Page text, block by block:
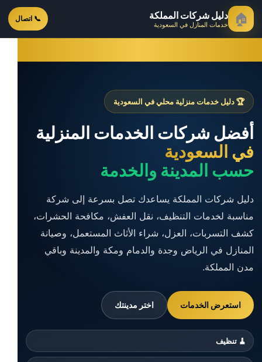
🏠 دليل شركات المملكة
خدمات المنازل في السعودية 📞 اتصال
🏆 دليل خدمات منزلية محلي في السعودية
أفضل شركات الخدمات المنزلية
في السعودية
حسب المدينة والخدمة
دليل شركات المملكة يساعدك تصل بسرعة إلى شركة
مناسبة لخدمات التنظيف، نقل العفش، مكافحة الحشرات،
كشف التسربات، العزل، شراء الأثاث المستعمل، وصيانة
المنازل في الرياض وجدة والدمام ومكة والمدينة وباقي
مدن المملكة.
استعرض الخدمات اختر مدينتك
🧹 تنظيف